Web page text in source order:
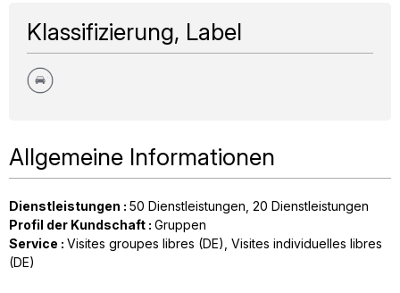
Klassifizierung, Label
Allgemeine Informationen
Dienstleistungen : 50 Dienstleistungen 20 Dienstleistungen
Profil der Kundschaft : Gruppen
Service : Visites groupes libres (DE) Visites individuelles libres
(DE)